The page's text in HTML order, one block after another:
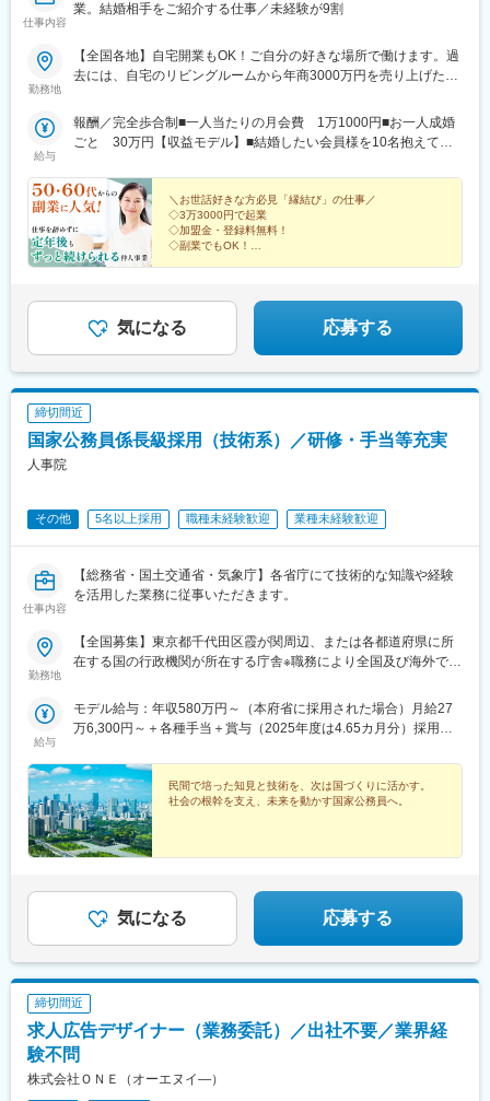
仕事内容
業。結婚相手をご紹介する仕事／未経験が9割
勤務地
【全国各地】自宅開業もOK！ご自分の好きな場所で働けます。過
去には、自宅のリビングルームから年商3000万円を売り上げた方
給与
報酬／完全歩合制■一人当たりの月会費 1万1000円■お一人成婚
ごと 30万円【収益モデル】■結婚したい会員様を10名抱えてい
方の収益実績もご紹介！＞◆兵庫県 40代・女性・2017年2月開
業・自己資金：0円・年間所得額：1056万円◆東京都 40代・女
性・2017年4月開業・自己資金：3万円・年間所得額：984万円◆
福島県 50代・男性・2014年6月開業・自己資金：5.0万円・年間
所得額768万円【契約時に必要な費用】■加盟金：0円■仲人登録
＼お世話好きな方必見「縁結び」の仕事／
◇3万3000円で起業
◇加盟金・登録料無料！
◇副業でもOK！
◇年商3000万円も可能！
◇場所・時間の制限なし
気になる 応募する
締切間近
国家公務員係長級採用（技術系）／研修・手当等充実
人事院
その他 5名以上採用 職種未経験歓迎 業種未経験歓迎
仕事内容
【総務省・国土交通省・気象庁】各省庁にて技術的な知識や経験
を活用した業務に従事いただきます。
勤務地
【全国募集】東京都千代田区霞が関周辺、または各都道府県に所
在する国の行政機関が所在する庁舎※職務により全国及び海外での
（北海道・東北・関東・信越・東海・近畿・九州）■国土交通
省： 本省区分／国土交通省本省 地方整備局・北海道開発局区
国・九州）または北海道開発局管内■気象庁：気象庁本庁または気
象衛星センター、管区気象台（札幌、仙台、東京、大阪、福
岡）、沖縄気象台、地方気象台または測候所※就業場所の変更の範
囲：各府省の定める場所
給与
モデル給与：年収580万円～（本府省に採用された場合）月給27
万6,300円～＋各種手当＋賞与（2025年度は4.65カ月分）採用時
程度の経験年数を有する国家公務員が受ける俸給月額との均衡を
考慮して決定します。※地域手当、本府省業務調整手当、通勤手
当、住居手当、扶養手当、超過勤務手当 等※2026年４月１日現在
の「一般職の職員の給与に関する法律」の規定によるものです。
民間で培った知見と技術を、次は国づくりに活かす。
社会の根幹を支え、未来を動かす国家公務員へ。
気になる 応募する
締切間近
求人広告デザイナー（業務委託）／出社不要／業界経
験不問
株式会社ＯＮＥ（オーエヌイ―）